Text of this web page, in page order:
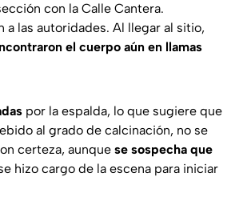
con la Calle Cantera.
las autoridades. Al llegar al sitio,
el cuerpo aún en llamas
por la espalda, lo que sugiere que
al grado de calcinación, no se
certeza, aunque se sospecha que
hizo cargo de la escena para iniciar